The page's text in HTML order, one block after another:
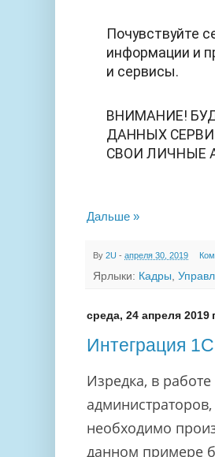
Почувствуйте
информации и
и сервисы.
ВНИМАНИЕ!
ДАННЫХ
СВОИ ЛИЧНЫЕ
Дальше »
By 2U - апреля 30, 2019
Ярлыки: Кадры,
среда, 24 апреля 2019
Интеграция
Изредка, в
необходимо
данном примере